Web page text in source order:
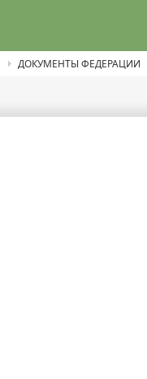
ДОКУМЕНТЫ ФЕДЕРАЦИИ